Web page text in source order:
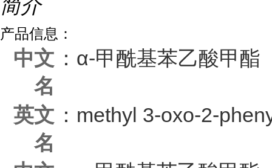
简介
产品信息：
中文
名
：α-甲酰基苯乙酸甲酯
英文
名
：methyl 3-oxo-2-